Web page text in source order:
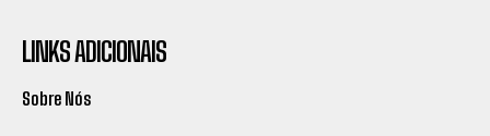
LINKS ADICIONAIS
Sobre Nós